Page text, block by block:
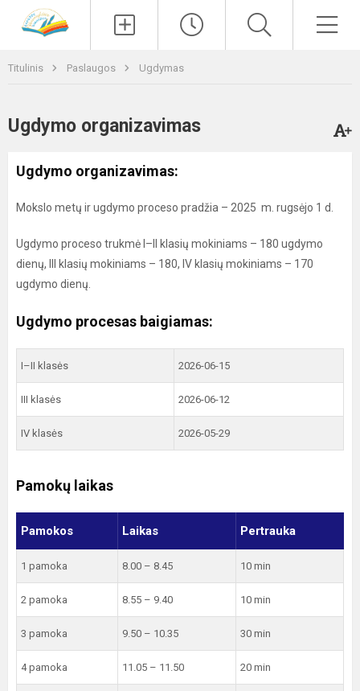
Titulinis Paslaugos Ugdymas
Ugdymo organizavimas
Ugdymo organizavimas:
Mokslo metų ir ugdymo proceso pradžia – 2025 m. rugsėjo 1 d.
Ugdymo proceso trukmė I–II klasių mokiniams – 180 ugdymo
dienų, III klasių mokiniams – 180, IV klasių mokiniams – 170
ugdymo dienų.
Ugdymo procesas baigiamas:
I–II klasės 2026-06-15
III klasės 2026-06-12
IV klasės 2026-05-29
Pamokų laikas
Pamokos Laikas Pertrauka
1 pamoka 8.00 – 8.45 10 min
2 pamoka 8.55 – 9.40 10 min
3 pamoka 9.50 – 10.35 30 min
4 pamoka 11.05 – 11.50 20 min